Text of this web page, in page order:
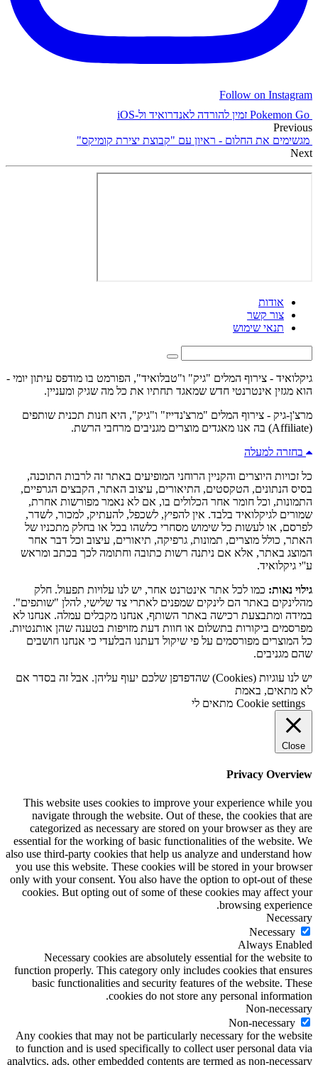
Follow on Instagram
Pokemon Go זמין להורדה לאנדרואיד ול-iOS
Previous
מגשימים את החלום - ראיון עם "קבוצת יצירת קומיקס"
Next
אודות
צור קשר
תנאי שימוש
גיקלואיד - צירוף המלים "גיק" ו"טבלואיד", הפורמט בו מודפס עיתון יומי -
הוא מגזין אינטרנטי חדש שמאגד תחתיו את כל מה שגיק ומעניין.
מרצ'ן-גיק - צירוף המלים "מרצ'נדייז" ו"גיק", היא חנות תכנית שותפים
(Affiliate) בה אנו מאגדים מוצרים מגניבים מרחבי הרשת.
בחזרה למעלה
כל זכויות היוצרים והקניין הרוחני המופיעים באתר זה לרבות התוכנה,
בסיס הנתונים, הטקסטים, התיאורים, עיצוב האתר, הקבצים הגרפיים,
התמונות, וכל חומר אחר הכלולים בו, אם לא נאמר מפורשות אחרת,
שמורים לגיקלואיד בלבד. אין להפיץ, לשכפל, להעתיק, למכור, לשדר,
לפרסם, או לעשות כל שימוש מסחרי כלשהו בכל או בחלק מתכניו של
האתר, כולל מוצרים, תמונות, גרפיקה, תיאורים, עיצוב וכל דבר אחר
המוצג באתר, אלא אם ניתנה רשות כתובה וחתומה לכך בכתב ומראש
ע''י גיקלואיד.
גילוי נאות: כמו לכל אתר אינטרנט אחר, יש לנו עלויות תפעול. חלק
מהלינקים באתר הם לינקים שמפנים לאתרי צד שלישי, להלן "שותפים".
במידה ומתבצעת רכישה באתר השותף, אנחנו מקבלים עמלה. אנחנו לא
מפרסמים ביקורות בתשלום או חוות דעת מזויפות בטענה שהן אותנטיות.
כל המוצרים מפורסמים על פי שיקול דעתנו הבלעדי כי אנחנו חושבים
שהם מגניבים.
יש לנו עוגיות (Cookies) שהדפדפן שלכם יעוף עליהן. אבל זה בסדר אם
לא מתאים, באמת
Cookie settings מתאים לי
Close
Privacy Overview
This website uses cookies to improve your experience while you
navigate through the website. Out of these, the cookies that are
categorized as necessary are stored on your browser as they are
essential for the working of basic functionalities of the website. We
also use third-party cookies that help us analyze and understand how
you use this website. These cookies will be stored in your browser
only with your consent. You also have the option to opt-out of these
cookies. But opting out of some of these cookies may affect your
browsing experience.
Necessary
Necessary
Always Enabled
Necessary cookies are absolutely essential for the website to
function properly. This category only includes cookies that ensures
basic functionalities and security features of the website. These
cookies do not store any personal information.
Non-necessary
Non-necessary
Any cookies that may not be particularly necessary for the website
to function and is used specifically to collect user personal data via
analytics, ads, other embedded contents are termed as non-necessary